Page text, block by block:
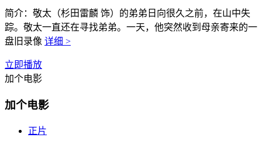
简介： 敬太（杉田雷麟 饰）的弟弟日向很久之前，在山中失
踪。敬太一直还在寻找弟弟。一天，他突然收到母亲寄来的一
盘旧录像 详细 >
立即播放
加个电影
加个电影
正片